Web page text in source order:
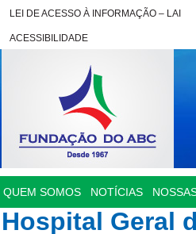
LEI DE ACESSO À INFORMAÇÃO – LAI
ACESSIBILIDADE
QUEM SOMOS NOTÍCIAS
Hospital Geral